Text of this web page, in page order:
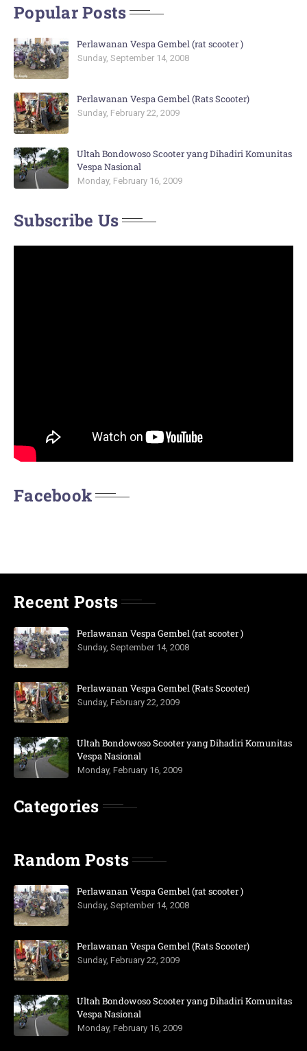
Popular Posts
Perlawanan Vespa Gembel (rat scooter )
Sunday, September 14, 2008
Perlawanan Vespa Gembel (Rats Scooter)
Sunday, February 22, 2009
Ultah Bondowoso Scooter yang Dihadiri Komunitas
Vespa Nasional
Monday, February 16, 2009
Subscribe Us
Facebook
Recent Posts
Perlawanan Vespa Gembel (rat scooter )
Sunday, September 14, 2008
Perlawanan Vespa Gembel (Rats Scooter)
Sunday, February 22, 2009
Ultah Bondowoso Scooter yang Dihadiri Komunitas
Vespa Nasional
Monday, February 16, 2009
Categories
Random Posts
Perlawanan Vespa Gembel (rat scooter )
Sunday, September 14, 2008
Perlawanan Vespa Gembel (Rats Scooter)
Sunday, February 22, 2009
Ultah Bondowoso Scooter yang Dihadiri Komunitas
Vespa Nasional
Monday, February 16, 2009